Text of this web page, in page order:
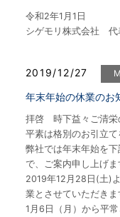
令和2年1月1日
シゲモリ株式会社
2019/12/27
年末年始の休業のお
拝啓 時下益々ご清栄
平素は格別のお引立て
弊社では年末年始を
で、ご案内申し上げま
2019年12月28日(土)
業とさせていただきま
1月6日（月）から平常